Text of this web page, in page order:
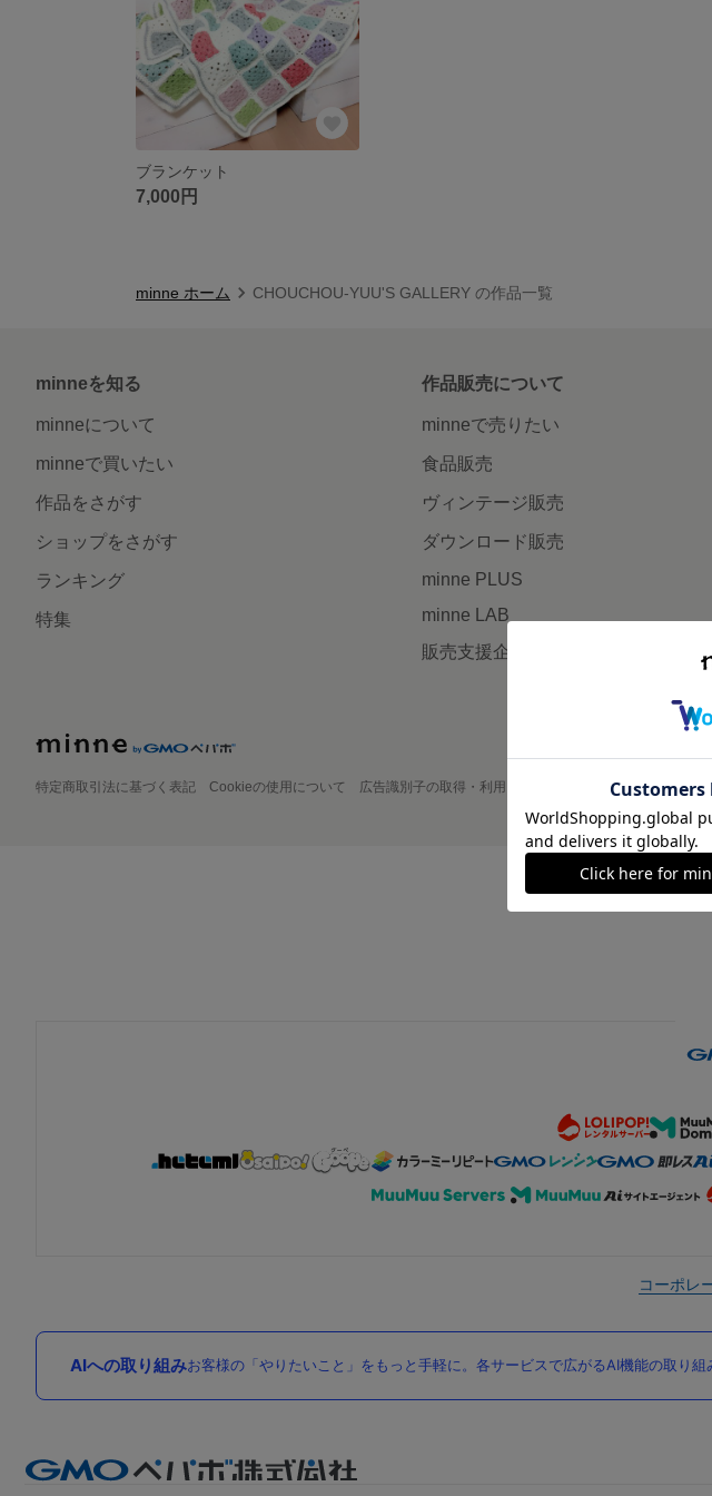
ブランケット
7,000円
minne ホーム CHOUCHOU-YUU'S GALLERY の作品一覧
minneを知る
minneについて
minneで買いたい
作品をさがす
ショップをさがす
ランキング
特集
作品販売について
minneで売りたい
食品販売
ヴィンテージ販売
ダウンロード販売
minne PLUS
minne LAB
販売支援企画・イベント
特定商取引法に基づく表記 Cookieの使用について 広告識別子の取得・利用 プライバシーポリシー 会社概
©GMO
コーポレ
AIへの取り組みお客様の「やりたいこと」をもっと手軽に。各サービスで広がるAI機能の取り組